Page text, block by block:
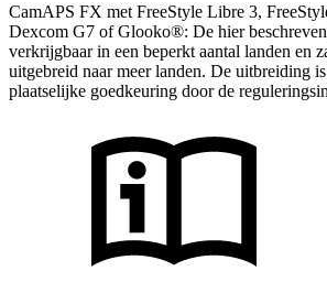
CamAPS FX met FreeStyle Libre 3,
Dexcom G7 of Glooko®: De hier
verkrijgbaar in een beperkt aantal landen en
uitgebreid naar meer landen. De uitbreiding
plaatselijke goedkeuring door de